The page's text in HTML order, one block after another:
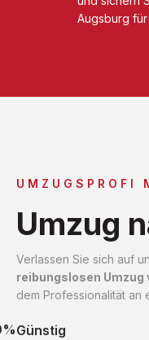
Augsburg für
UMZUGSPROFI
Umzug
Verlassen Sie sich auf
reibungslosen Umzug
dem Professionalität an
Günstig